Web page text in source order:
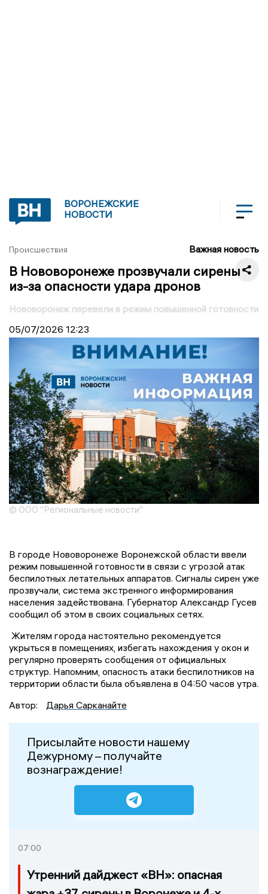
ВОРОНЕЖСКИЕ
НОВОСТИ
Происшествия Важная новость
В Нововоронеже прозвучали сирены
из-за опасности удара дронов
Нововоронеж перевели в режим повышенной готовности
05/07/2026 12:23
© ООО "Региональные новости"
В городе Нововоронеже Воронежской области ввели
режим повышенной готовности в связи с угрозой атак
беспилотных летательных аппаратов. Сигналы сирен уже
прозвучали, система экстренного информирования
населения задействована. Губернатор Александр Гусев
сообщил об этом в своих социальных сетях.
Жителям города настоятельно рекомендуется
укрыться в помещениях, избегать нахождения у окон и
регулярно проверять сообщения от официальных
структур. Напомним, опасность атаки беспилотников на
территории области была объявлена в 04:50 часов утра.
Автор:
Дарья Сарканайте
Присылайте новости нашему
Дежурному – получайте
вознаграждение!
07:00
Утренний дайджест «ВН»: опасная